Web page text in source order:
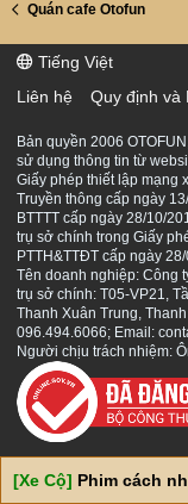
Quán cafe Otofun
Tiếng Việt
Liên hệ
Quy định và
Bản quyền 2006
sử dụng thông tin từ
Giấy phép thiết lập mạng
Truyền thông cấp ngày
BTTTT cấp ngày 28/10/
trụ sở chính trong Giấy
PTTH&TTĐT cấp ngày
Tên doanh nghiệp: Công
trụ sở chính: T05-VP21,
Thanh Xuân Trung,
096.494.6066; Email:
Người chịu trách nhiệm:
[Xe Cộ] Phim cách